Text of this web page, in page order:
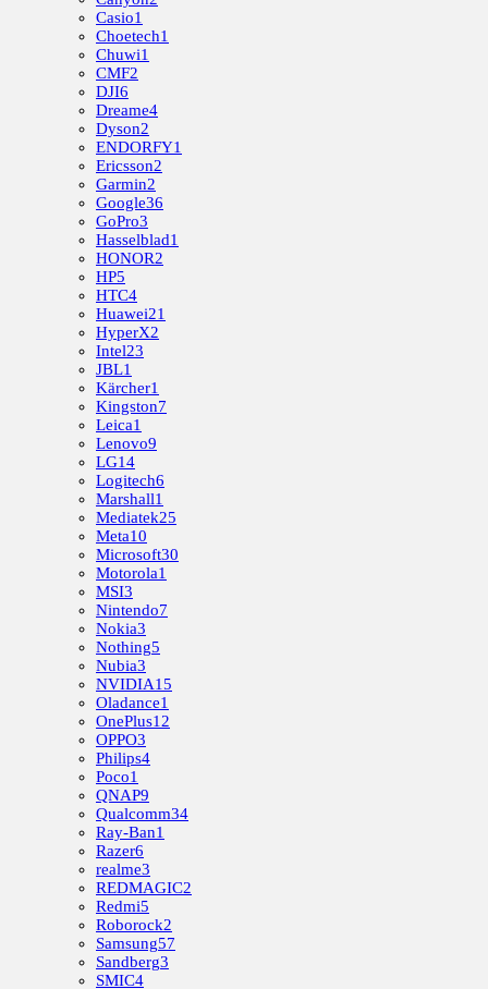
Casio1
Choetech1
Chuwi1
CMF2
DJI6
Dreame4
Dyson2
ENDORFY1
Ericsson2
Garmin2
Google36
GoPro3
Hasselblad1
HONOR2
HP5
HTC4
Huawei21
HyperX2
Intel23
JBL1
Kärcher1
Kingston7
Leica1
Lenovo9
LG14
Logitech6
Marshall1
Mediatek25
Meta10
Microsoft30
Motorola1
MSI3
Nintendo7
Nokia3
Nothing5
Nubia3
NVIDIA15
Oladance1
OnePlus12
OPPO3
Philips4
Poco1
QNAP9
Qualcomm34
Ray-Ban1
Razer6
realme3
REDMAGIC2
Redmi5
Roborock2
Samsung57
Sandberg3
SMIC4